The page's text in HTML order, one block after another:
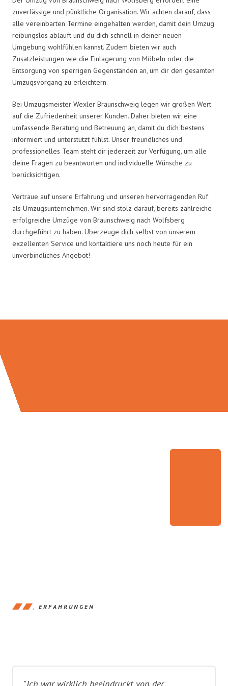
zuverlässige und pünktliche Organisation. Wir achten darauf, dass
alle vereinbarten Termine eingehalten werden, damit dein Umzug
reibungslos abläuft und du dich schnell in deiner neuen
Umgebung wohlfühlen kannst. Zudem bieten wir auch
Zusatzleistungen wie die Einlagerung von Möbeln oder die
Entsorgung von sperrigen Gegenständen an, um dir den gesamten
Umzugsvorgang zu erleichtern.
Bei Umzugsmeister Wexler Braunschweig legen wir großen Wert
auf die Zufriedenheit unserer Kunden. Daher bieten wir eine
umfassende Beratung und Betreuung an, damit du dich bestens
informiert und unterstützt fühlst. Unser freundliches und
professionelles Team steht dir jederzeit zur Verfügung, um alle
deine Fragen zu beantworten und individuelle Wünsche zu
berücksichtigen.
Vertraue auf unsere Erfahrung und unseren hervorragenden Ruf
als Umzugsunternehmen. Wir sind stolz darauf, bereits zahlreiche
erfolgreiche Umzüge von Braunschweig nach Wolfsberg
durchgeführt zu haben. Überzeuge dich selbst von unserem
exzellenten Service und kontaktiere uns noch heute für ein
unverbindliches Angebot!
ERFAHRUNGEN
"Ich war wirklich beeindruckt von der